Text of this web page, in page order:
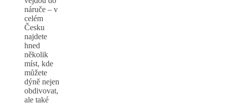
náruče – v
celém
Česku
najdete
hned
několik
míst, kde
můžete
dýně nejen
obdivovat,
ale také